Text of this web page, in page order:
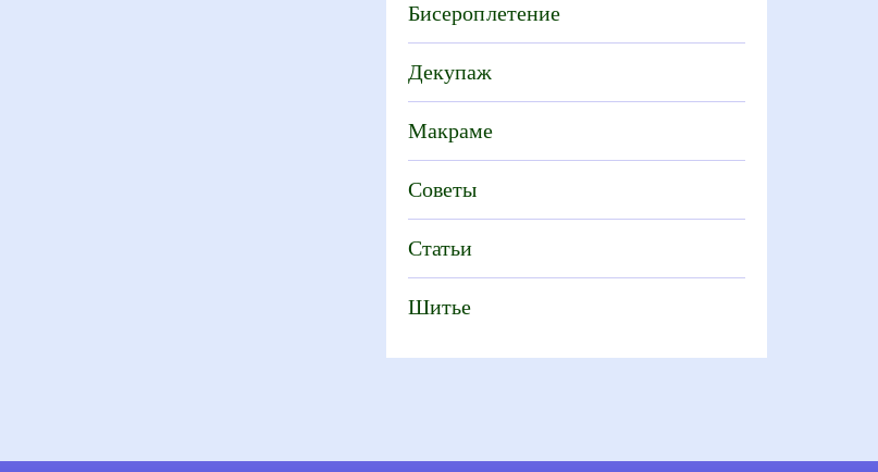
Бисероплетение
Декупаж
Макраме
Советы
Статьи
Шитье